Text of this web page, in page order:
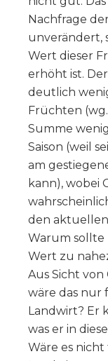
Nachfrage
unverändert,
Wert dieser
erhöht ist.
deutlich
Früchten
Summe
Saison (weil
am
kann), wobei
den
Warum
Wert zu
Aus Sicht
wäre das nur
Landwirt? Er
was er in
Wäre es